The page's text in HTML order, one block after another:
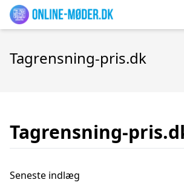
Tagrensning-pris.dk
Tagrensning-
Seneste indlæg